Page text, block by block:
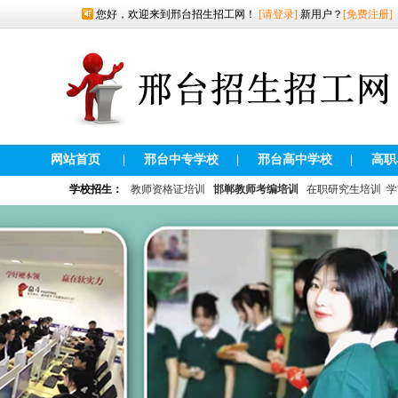
您好，欢迎来到邢台招生招工网！ [请登录] 新用户？ [免费注册]
网站首页 邢台中专学校 邢台高中学校 高
学校招生： 教师资格证培训 邯郸教师考编培训 在职研究生培训